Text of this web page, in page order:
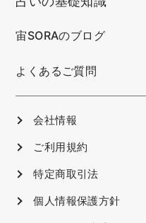
宙SORAのブログ
よくあるご質問
会社情報
ご利用規約
特定商取引法
個人情報保護方針